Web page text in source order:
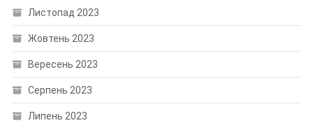
Листопад 2023
Жовтень 2023
Вересень 2023
Серпень 2023
Липень 2023